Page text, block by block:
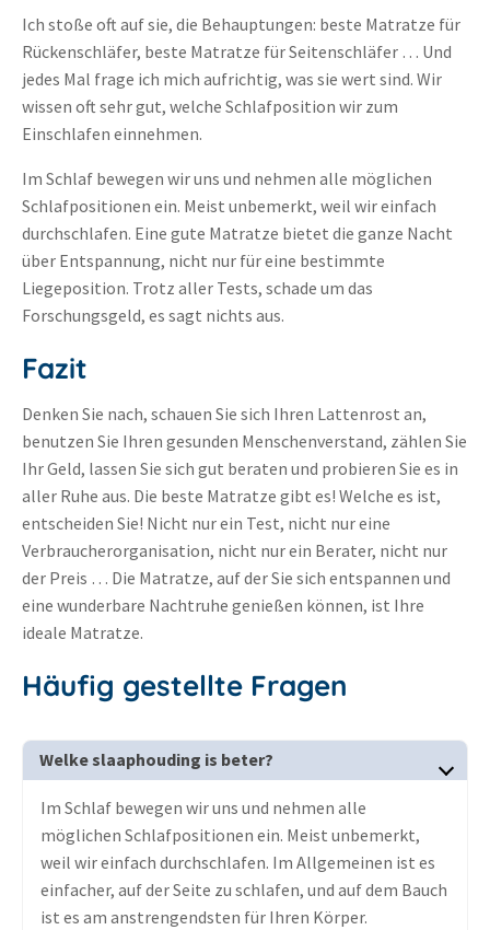
Ich stoße oft auf sie, die Behauptungen: beste Matratze für
Rückenschläfer, beste Matratze für Seitenschläfer … Und
jedes Mal frage ich mich aufrichtig, was sie wert sind. Wir
wissen oft sehr gut, welche Schlafposition wir zum
Einschlafen einnehmen.
Im Schlaf bewegen wir uns und nehmen alle möglichen
Schlafpositionen ein. Meist unbemerkt, weil wir einfach
durchschlafen. Eine gute Matratze bietet die ganze Nacht
über Entspannung, nicht nur für eine bestimmte
Liegeposition. Trotz aller Tests, schade um das
Forschungsgeld, es sagt nichts aus.
Fazit
Denken Sie nach, schauen Sie sich Ihren Lattenrost an,
benutzen Sie Ihren gesunden Menschenverstand, zählen Sie
Ihr Geld, lassen Sie sich gut beraten und probieren Sie es in
aller Ruhe aus. Die beste Matratze gibt es! Welche es ist,
entscheiden Sie! Nicht nur ein Test, nicht nur eine
Verbraucherorganisation, nicht nur ein Berater, nicht nur
der Preis … Die Matratze, auf der Sie sich entspannen und
eine wunderbare Nachtruhe genießen können, ist Ihre
ideale Matratze.
Häufig gestellte Fragen
Welke slaaphouding is beter?
Im Schlaf bewegen wir uns und nehmen alle
möglichen Schlafpositionen ein. Meist unbemerkt,
weil wir einfach durchschlafen. Im Allgemeinen ist es
einfacher, auf der Seite zu schlafen, und auf dem Bauch
ist es am anstrengendsten für Ihren Körper.